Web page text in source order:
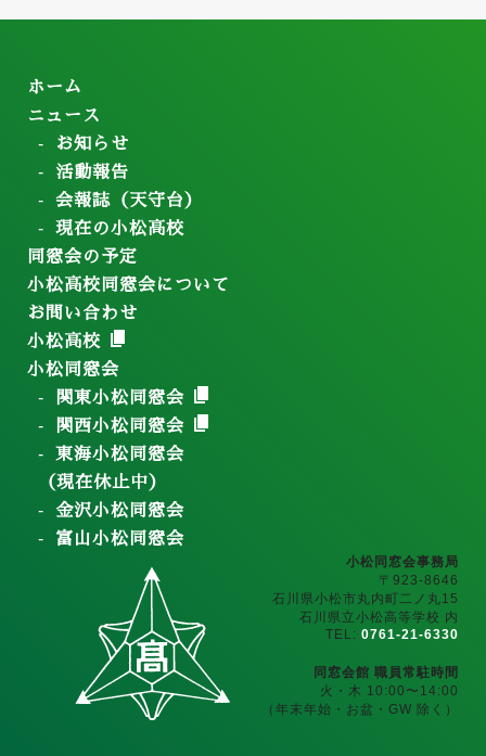
ホーム
ニュース
お知らせ
活動報告
会報誌（天守台）
現在の小松高校
同窓会の予定
小松高校同窓会について
お問い合わせ
小松高校
小松同窓会
関東小松同窓会
関西小松同窓会
東海小松同窓会
（現在休止中）
金沢小松同窓会
富山小松同窓会
小松同窓会事務局
〒923-8646
石川県小松市丸内町二ノ丸15
石川県立小松高等学校 内
TEL: 0761-21-6330
同窓会館 職員常駐時間
火・木 10:00〜14:00
（年末年始・お盆・GW 除く）